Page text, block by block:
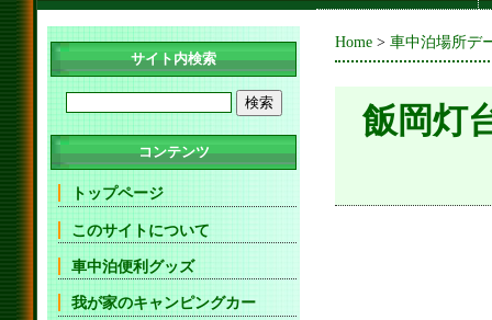
Home > 車中泊場所デ
飯岡灯
サイト内検索
コンテンツ
トップページ
このサイトについて
車中泊便利グッズ
我が家のキャンピングカー